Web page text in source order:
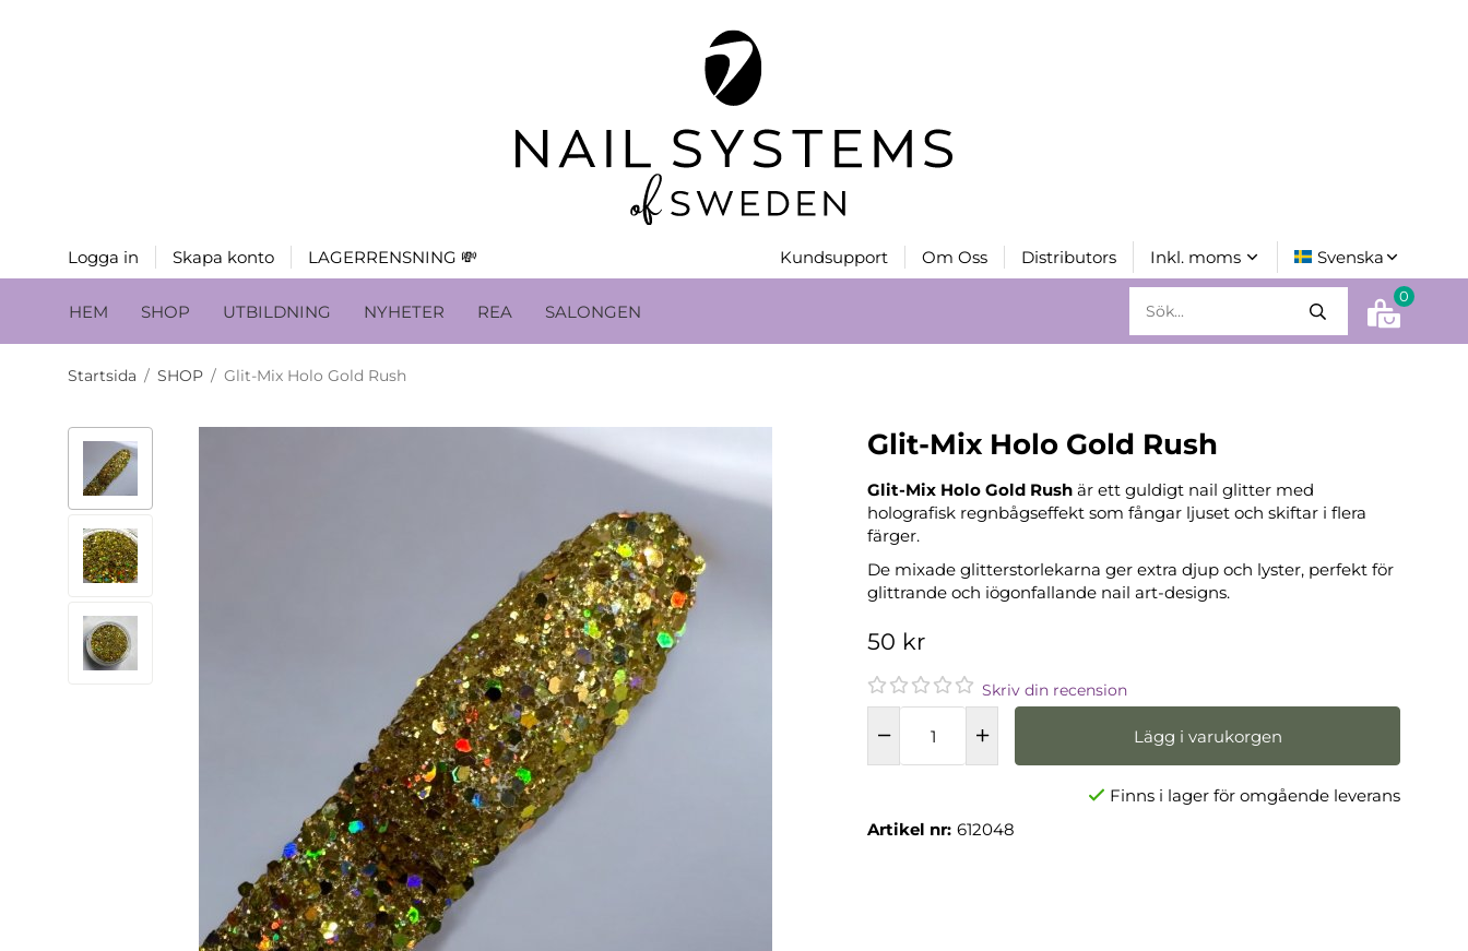
Logga in Skapa konto LAGERRENSNING 💸 Kundsupport Om Oss Distributors
HEM SHOP UTBILDNING NYHETER REA SALONGEN
0
Startsida / SHOP / Glit-Mix Holo Gold Rush
Glit-Mix Holo Gold Rush
Glit-Mix Holo Gold Rush är ett guldigt nail glitter med
holografisk regnbågseffekt som fångar ljuset och skiftar i flera
färger.
De mixade glitterstorlekarna ger extra djup och lyster, perfekt för
glittrande och iögonfallande nail art-designs.
50 kr
Skriv din recension
Lägg i varukorgen
Finns i lager för omgående leverans
Artikel nr: 612048